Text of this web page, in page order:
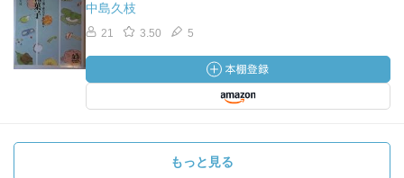
中島久枝
21 3.50 5
もっと見る